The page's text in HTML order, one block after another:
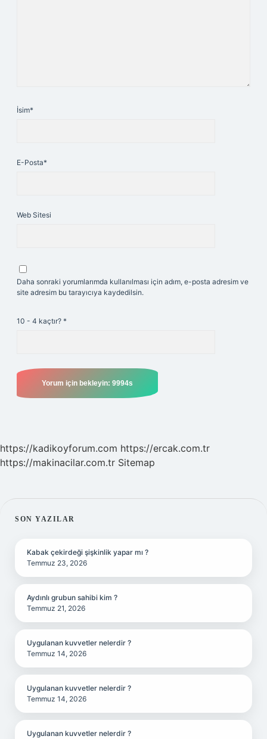
İsim*
E-Posta*
Web Sitesi
Daha sonraki yorumlarımda kullanılması için adım, e-posta adresim ve
site adresim bu tarayıcıya kaydedilsin.
10 - 4 kaçtır? *
https://kadikoyforum.com https://ercak.com.tr
https://makinacilar.com.tr Sitemap
SIDEBAR
SON YAZILAR
Kabak çekirdeği şişkinlik yapar mı ?
Temmuz 23, 2026
Aydınlı grubun sahibi kim ?
Temmuz 21, 2026
Uygulanan kuvvetler nelerdir ?
Temmuz 14, 2026
Uygulanan kuvvetler nelerdir ?
Temmuz 14, 2026
Uygulanan kuvvetler nelerdir ?